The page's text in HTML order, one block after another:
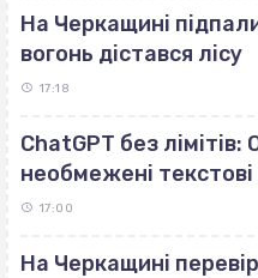
На Черкащині
вогонь дістався лісу
17:18
ChatGPT без лімітів:
необмежені
17:00
На Черкащині